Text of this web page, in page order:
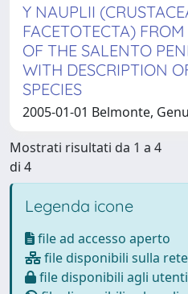
Y NAUPLII
FACETOTECTA)
OF THE SALENTO
WITH DESCRIPTION
SPECIES
2005-01-01 Belmonte,
Mostrati risultati da 1 a 4
di 4
Legenda icone
file ad accesso aperto
file disponibili sulla
file disponibili agli